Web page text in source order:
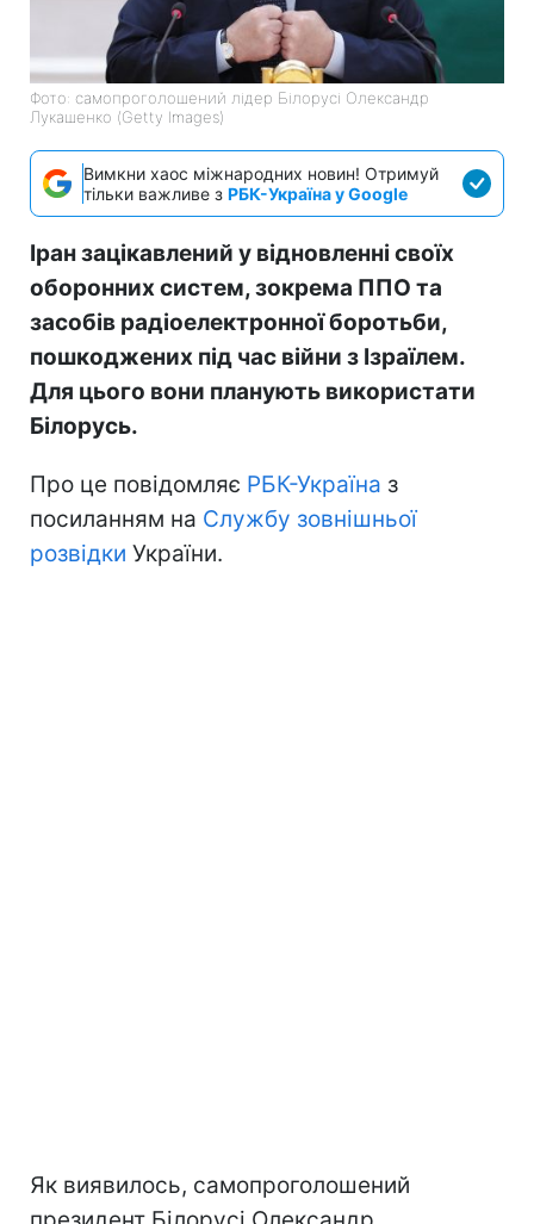
Фото: самопроголошений лідер Білорусі Олександр
Лукашенко (Getty Images)
Вимкни хаос міжнародних новин! Отримуй
тільки важливе з РБК-Україна у Google
Іран зацікавлений у відновленні своїх
оборонних систем, зокрема ППО та
засобів радіоелектронної боротьби,
пошкоджених під час війни з Ізраїлем.
Для цього вони планують використати
Білорусь.
Про це повідомляє РБК-Україна з
посиланням на Службу зовнішньої
розвідки України.
Як виявилось, самопроголошений